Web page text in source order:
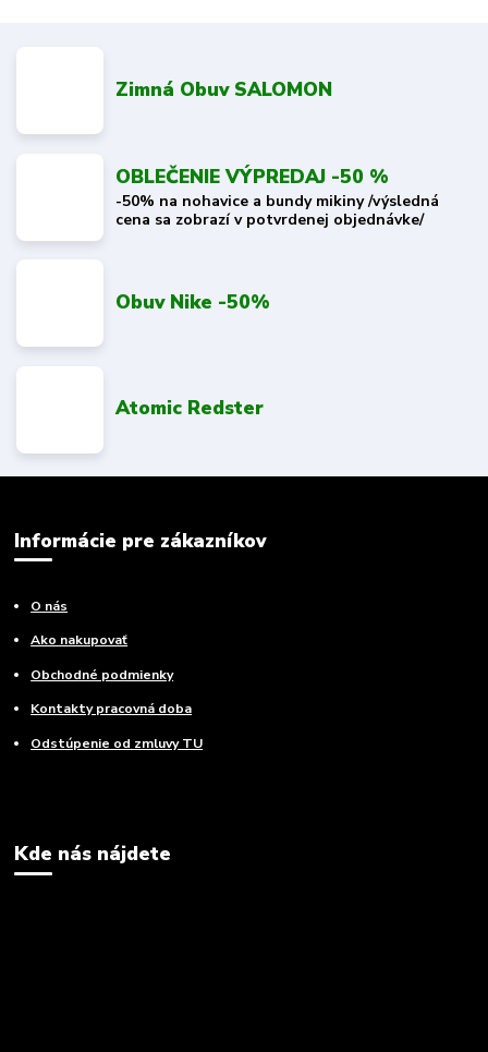
Zimná Obuv SALOMON
OBLEČENIE VÝPREDAJ -50 %
-50% na nohavice a bundy mikiny /výsledná
cena sa zobrazí v potvrdenej objednávke/
Obuv Nike -50%
Atomic Redster
Informácie pre zákazníkov
O nás
Ako nakupovať
Obchodné podmienky
Kontakty pracovná doba
Odstúpenie od zmluvy TU
Kde nás nájdete